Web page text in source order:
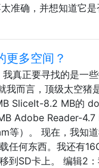
准确，并想知道它是
多空间？
真正要寻找的是一
而言，顶级太空猪
SliceIt-8.2 MB的
Adobe Reader-4.7
等）。 现在，我知
任何东西。我还有
到SD卡上。 编辑2